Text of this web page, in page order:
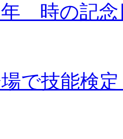
年 時の記
で技能検